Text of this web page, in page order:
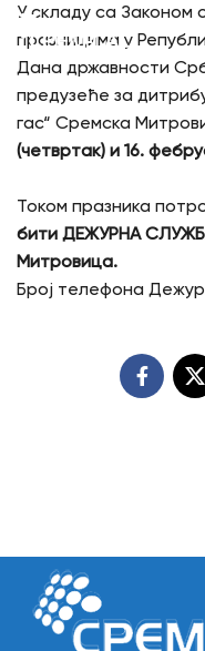
У складу са Законом
празницима у
Дана државности
предузеће за
гас“ Сремска
(четвртак) и 16.
Током празника
бити ДЕЖУРНА
Митровица.
Број телефона